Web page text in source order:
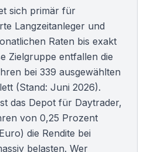
sich primär für
Langzeitanleger und
Raten bis exakt
Zielgruppe entfallen die
bei 339 ausgewählten
(Stand: Juni 2026).
das Depot für Daytrader,
von 0,25 Prozent
die Rendite bei
belasten. Wer